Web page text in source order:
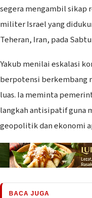
segera mengambil sikap
militer Israel yang
Teheran, Iran, pada
Yakub menilai eskalasi
berpotensi berkembang
luas. Ia meminta
langkah antisipatif guna
geopolitik dan ekonomi
BACA JUGA